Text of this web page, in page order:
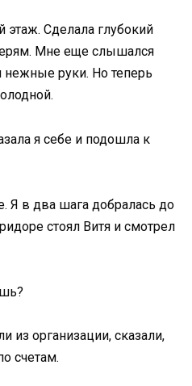
этаж. Сделала глубокий
Мне еще слышался
нежные руки. Но теперь
я себе и подошла к
Я в два шага добралась до
стоял Витя и смотрел
из организации, сказали,
счетам.